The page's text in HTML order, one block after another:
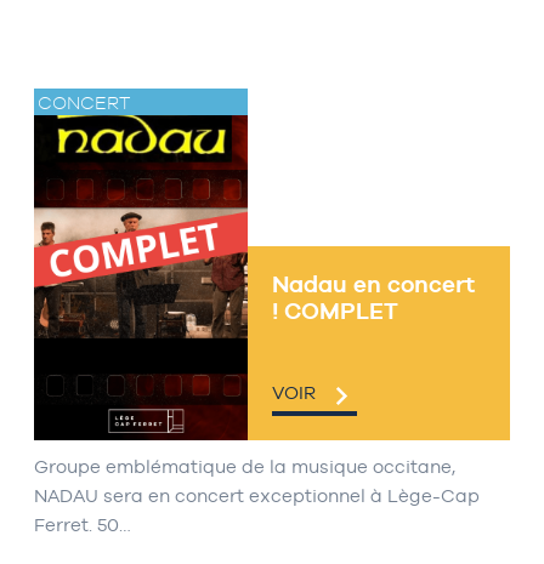
CONCERT
Nadau en concert
! COMPLET
VOIR
Groupe emblématique de la musique occitane,
NADAU sera en concert exceptionnel à Lège-Cap
Ferret. 50…